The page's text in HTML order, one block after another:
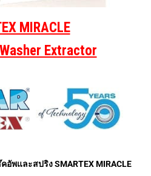
MIRACLE
Extractor
อัพและสปริงSMARTEX MIRACLE